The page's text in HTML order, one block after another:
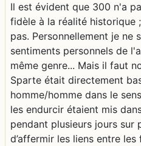
Il est évident que 300 n'a
fidèle à la réalité historique
pas. Personnellement je ne
sentiments personnels de
même genre... Mais il faut
Sparte était directement
homme/homme dans le
les endurcir étaient mis
pendant plusieurs jours sur
d’affermir les liens entre